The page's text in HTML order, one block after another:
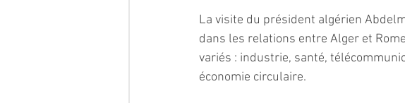
La visite du président algérien
dans les relations entre Alger et
variés : industrie, santé,
économie circulaire.